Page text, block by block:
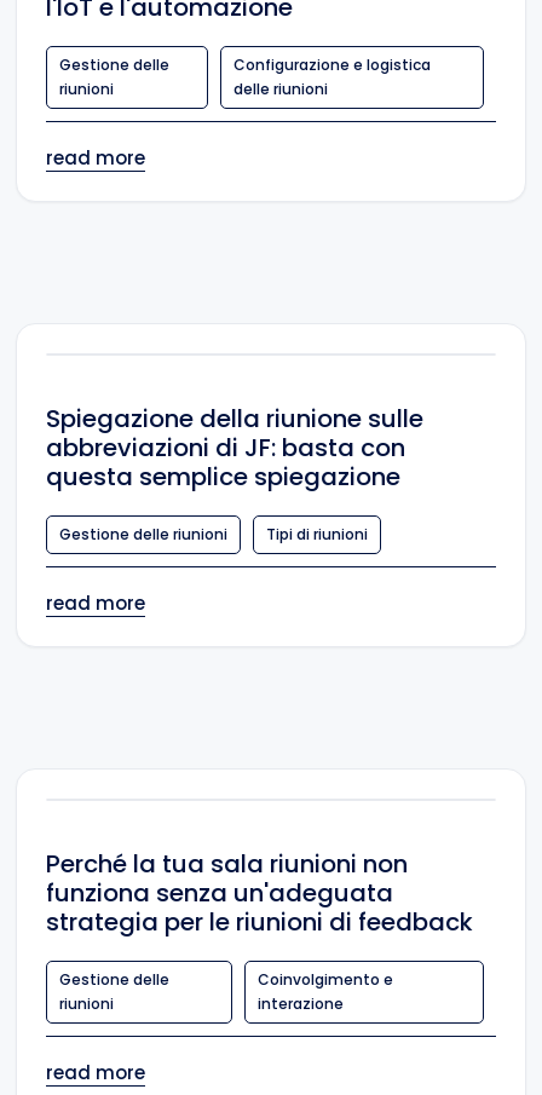
l'IoT e l'automazione
Gestione delle
riunioni
Configurazione e logistica
delle riunioni
read more
Spiegazione della riunione sulle
abbreviazioni di JF: basta con
questa semplice spiegazione
Gestione delle riunioni Tipi di riunioni
read more
Perché la tua sala riunioni non
funziona senza un'adeguata
strategia per le riunioni di feedback
Gestione delle
riunioni
Coinvolgimento e
interazione
read more